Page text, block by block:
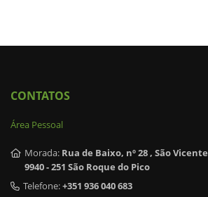
CONTATOS
Área Pessoal
Morada: Rua de Baixo, nº 28 , São Vicente
9940 - 251 São Roque do Pico
Telefone:+351 936 040 683